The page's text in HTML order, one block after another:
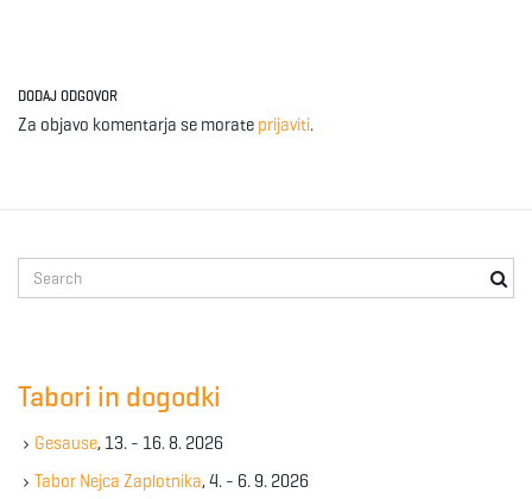
DODAJ ODGOVOR
Za objavo komentarja se morate prijaviti.
e
e
y
Tabori in dogodki
Gesause, 13. - 16. 8. 2026
Tabor Nejca Zaplotnika, 4. - 6. 9. 2026